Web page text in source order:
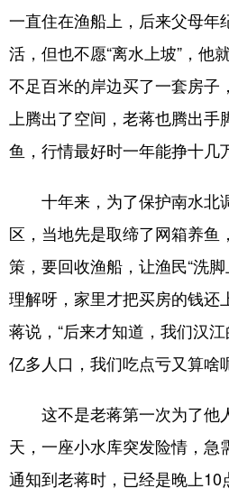
多语种频道
Русский язык
Deutsch Português
一直住在渔船上，后来父母年
活，但也不愿“离水上坡”，他
不足百米的岸边买了一套房子
上腾出了空间，老蒋也腾出
鱼，行情最好时一年能挣十几
十年来，为了保护南水北
区，当地先是取缔了网箱养鱼
策，要回收渔船，让渔民“洗
理解呀，家里才把买房的钱还
蒋说，“后来才知道，我们汉
亿多人口，我们吃点亏又算啥
这不是老蒋第一次为了他
天，一座小水库突发险情，急
通知到老蒋时，已经是晚上